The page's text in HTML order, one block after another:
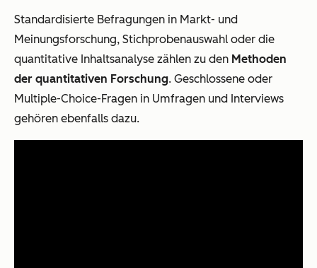
Standardisierte Befragungen in Markt- und
Meinungsforschung, Stichprobenauswahl oder die
quantitative Inhaltsanalyse zählen zu den Methoden
der quantitativen Forschung. Geschlossene oder
Multiple-Choice-Fragen in Umfragen und Interviews
gehören ebenfalls dazu.